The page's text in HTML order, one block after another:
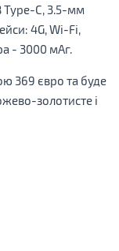
Type-C, 3.5-мм
4G, Wi-Fi,
- 3000 мАг.
369 євро та буде
золотисте і